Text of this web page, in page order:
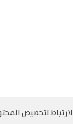
والنشر مرجح جميع
لتخصيص